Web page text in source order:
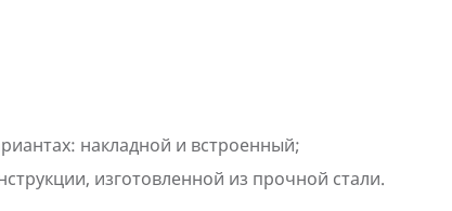
накладной и встроенный;
изготовленной из прочной стали.